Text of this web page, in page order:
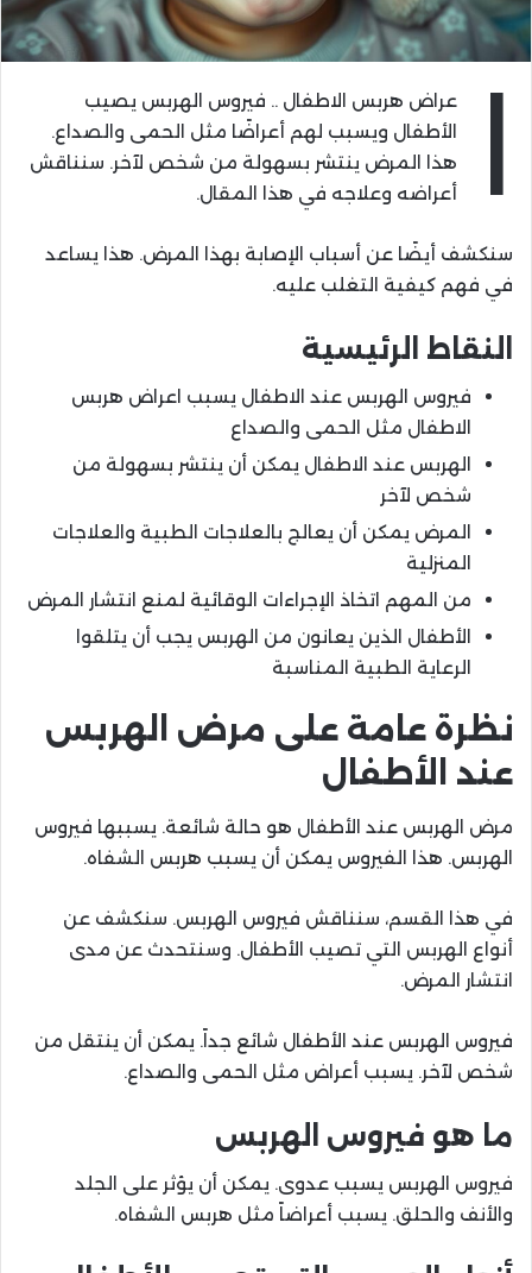
عراض هربس الاطفال .. فيروس الهربس يصيب
الأطفال ويسبب لهم أعراضًا مثل الحمى والصداع.
هذا المرض ينتشر بسهولة من شخص لآخر. سنناقش
أعراضه وعلاجه في هذا المقال.
سنكشف أيضًا عن أسباب الإصابة بهذا المرض. هذا يساعد
في فهم كيفية التغلب عليه.
النقاط الرئيسية
فيروس الهربس عند الاطفال يسبب اعراض هربس
الاطفال مثل الحمى والصداع
الهربس عند الاطفال يمكن أن ينتشر بسهولة من
شخص لآخر
المرض يمكن أن يعالج بالعلاجات الطبية والعلاجات
المنزلية
من المهم اتخاذ الإجراءات الوقائية لمنع انتشار المرض
الأطفال الذين يعانون من الهربس يجب أن يتلقوا
الرعاية الطبية المناسبة
نظرة عامة على مرض الهربس
عند الأطفال
مرض الهربس عند الأطفال هو حالة شائعة. يسببها فيروس
الهربس. هذا الفيروس يمكن أن يسبب هربس الشفاه.
في هذا القسم، سنناقش فيروس الهربس. سنكشف عن
أنواع الهربس التي تصيب الأطفال. وسنتحدث عن مدى
انتشار المرض.
فيروس الهربس عند الأطفال شائع جداً. يمكن أن ينتقل من
شخص لآخر. يسبب أعراض مثل الحمى والصداع.
ما هو فيروس الهربس
فيروس الهربس يسبب عدوى. يمكن أن يؤثر على الجلد
والأنف والحلق. يسبب أعراضاً مثل هربس الشفاه.